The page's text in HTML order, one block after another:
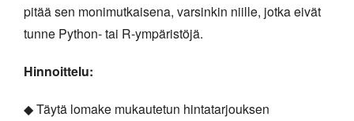
pitää sen monimutkaisena, varsinkin niille, jotka eivät
tunne Python- tai R-ympäristöjä.
Hinnoittelu:
◆ Täytä lomake mukautetun hintatarjouksen